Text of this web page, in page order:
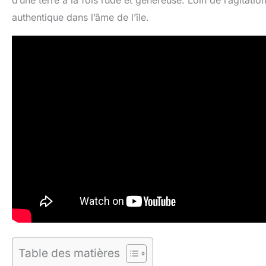
authentique dans l’âme de l’île.
Table des matières